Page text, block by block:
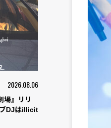
2026.08.06
場』リリ
DJはillicit